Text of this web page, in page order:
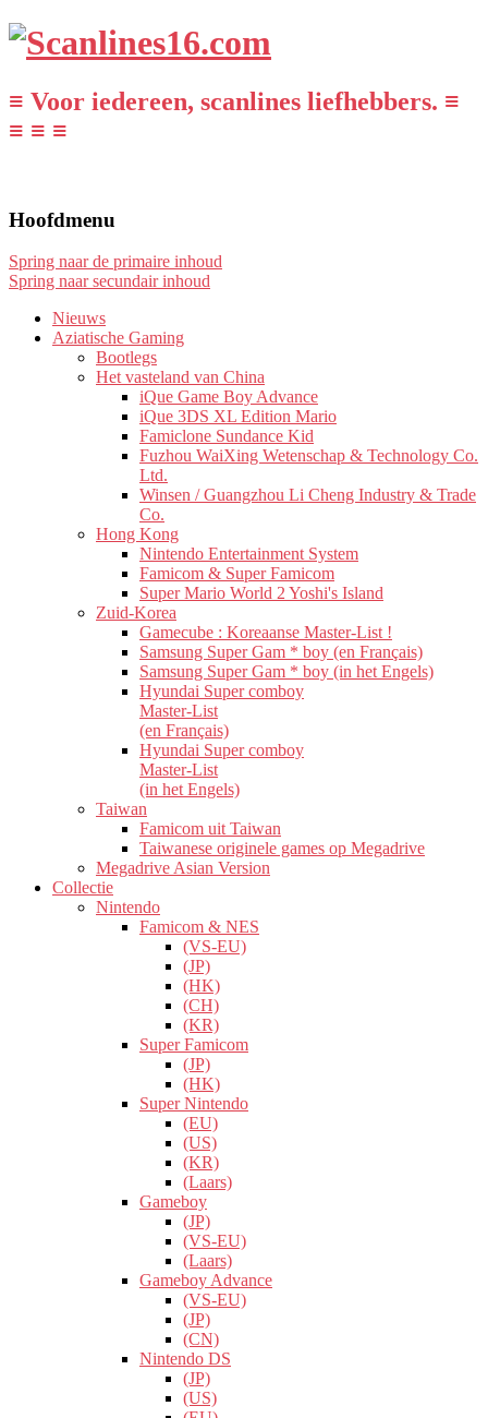
≡ Voor iedereen, scanlines liefhebbers. ≡
≡ ≡ ≡
Hoofdmenu
Spring naar de primaire inhoud
Spring naar secundair inhoud
Nieuws
Aziatische Gaming
Bootlegs
Het vasteland van China
iQue Game Boy Advance
iQue 3DS XL Edition Mario
Famiclone Sundance Kid
Fuzhou WaiXing Wetenschap & Technology Co.
Ltd.
Winsen / Guangzhou Li Cheng Industry & Trade
Co.
Hong Kong
Nintendo Entertainment System
Famicom & Super Famicom
Super Mario World 2 Yoshi's Island
Zuid-Korea
Gamecube : Koreaanse Master-List !
Samsung Super Gam * boy (en Français)
Samsung Super Gam * boy (in het Engels)
Hyundai Super comboy
Master-List
(en Français)
Hyundai Super comboy
Master-List
(in het Engels)
Taiwan
Famicom uit Taiwan
Taiwanese originele games op Megadrive
Megadrive Asian Version
Collectie
Nintendo
Famicom & NES
(VS-EU)
(JP)
(HK)
(CH)
(KR)
Super Famicom
(JP)
(HK)
Super Nintendo
(EU)
(US)
(KR)
(Laars)
Gameboy
(JP)
(VS-EU)
(Laars)
Gameboy Advance
(VS-EU)
(JP)
(CN)
Nintendo DS
(JP)
(US)